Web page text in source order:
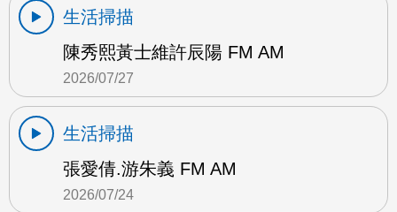
生活掃描
陳秀熙黃士維許辰陽 FM AM
2026/07/27
生活掃描
張愛倩.游朱義 FM AM
2026/07/24